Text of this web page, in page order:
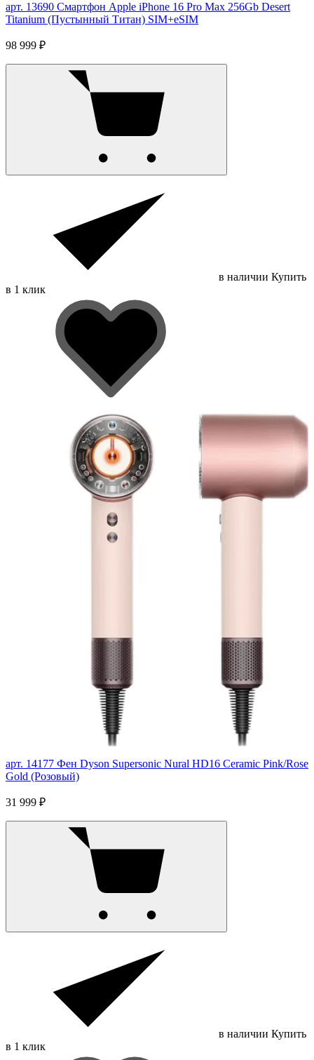
арт. 13690 Смартфон Apple iPhone 16 Pro Max 256Gb Desert
Titanium (Пустынный Титан) SIM+eSIM
98 999 ₽
в наличии Купить
в 1 клик
арт. 14177 Фен Dyson Supersonic Nural HD16 Ceramic Pink/Rose
Gold (Розовый)
31 999 ₽
в наличии Купить
в 1 клик